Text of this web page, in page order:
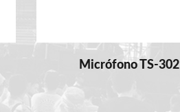
Micrófono TS-